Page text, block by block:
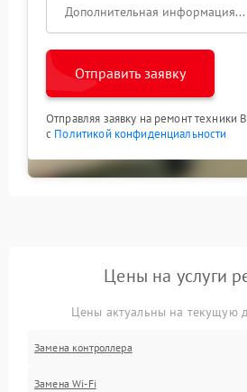
Отправить заявку
Отправляя заявку на ремонт техники
с Политикой конфиденциальности
Цены на услуги
Цены актуальны на текущую
Замена контроллера
Замена Wi-Fi